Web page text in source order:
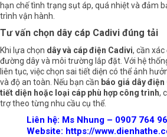
hạn chế tình trạng sụt áp, quá nhiệt và đảm
trình vận hành.
Tư vấn chọn dây cáp Cadivi đúng tải
Khi lựa chọn dây và cáp điện Cadivi, cần
đường dây và môi trường lắp đặt. Với hệ
liên tục, việc chọn sai tiết diện có thể ảnh
và độ an toàn. Nếu bạn cần báo giá dây điện
tiết diện hoặc loại cáp phù hợp công trình,
trợ theo từng nhu cầu cụ thể.
Liên hệ: Ms Nhung – 0907 764
Website: https://